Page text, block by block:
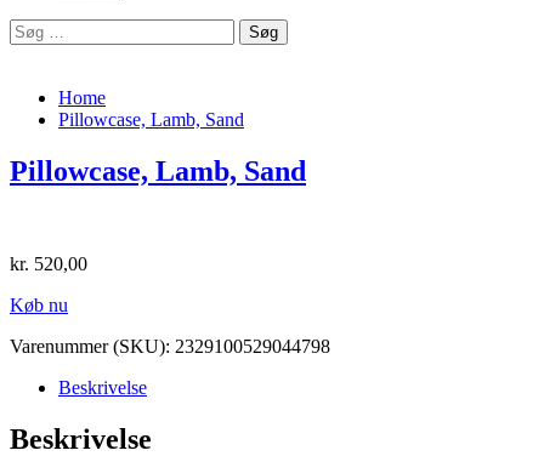
Søg
efter:
Home
Pillowcase, Lamb, Sand
Pillowcase, Lamb, Sand
kr. 520,00
Køb nu
Varenummer (SKU): 2329100529044798
Beskrivelse
Beskrivelse